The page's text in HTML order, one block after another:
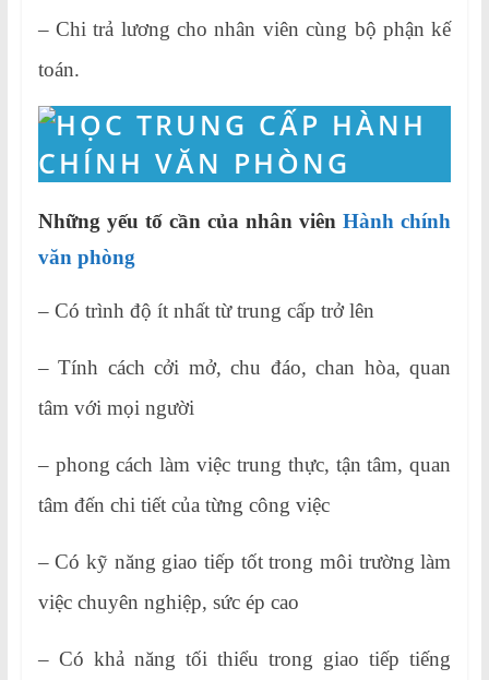
– Chi trả lương cho nhân viên cùng bộ phận kế
toán.
Những yếu tố cần của nhân viênHành chính
văn phòng
– Có trình độ ít nhất từ trung cấp trở lên
– Tính cách cởi mở, chu đáo, chan hòa, quan
tâm với mọi người
– phong cách làm việc trung thực, tận tâm, quan
tâm đến chi tiết của từng công việc
– Có kỹ năng giao tiếp tốt trong môi trường làm
việc chuyên nghiệp, sức ép cao
– Có khả năng tối thiểu trong giao tiếp tiếng